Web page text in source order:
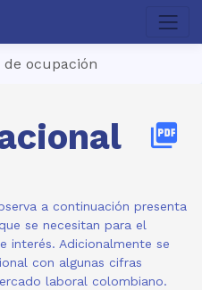
de ocupación
picture_as_pdf
a continuación presenta
se necesitan para el
interés. Adicionalmente se
con algunas cifras
laboral colombiano.